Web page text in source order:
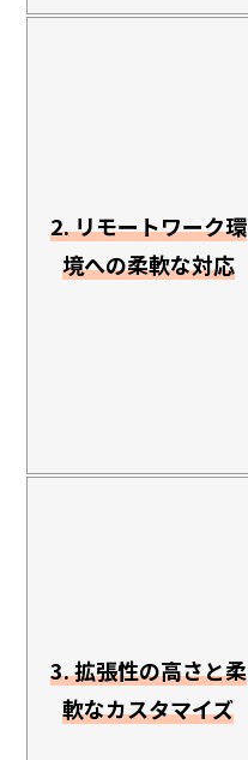
2. リモートワーク環
境への柔軟な対応
3. 拡張性の高さと柔
軟なカスタマイズ